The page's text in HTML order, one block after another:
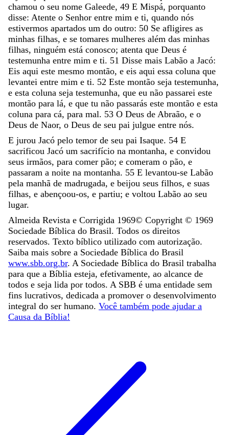
chamou o seu nome Galeede, 49 E Mispá, porquanto
disse: Atente o Senhor entre mim e ti, quando nós
estivermos apartados um do outro: 50 Se afligires as
minhas filhas, e se tomares mulheres além das minhas
filhas, ninguém está conosco; atenta que Deus é
testemunha entre mim e ti. 51 Disse mais Labão a Jacó:
Eis aqui este mesmo montão, e eis aqui essa coluna que
levantei entre mim e ti. 52 Este montão seja testemunha,
e esta coluna seja testemunha, que eu não passarei este
montão para lá, e que tu não passarás este montão e esta
coluna para cá, para mal. 53 O Deus de Abraão, e o
Deus de Naor, o Deus de seu pai julgue entre nós.
E jurou Jacó pelo temor de seu pai Isaque. 54 E
sacrificou Jacó um sacrifício na montanha, e convidou
seus irmãos, para comer pão; e comeram o pão, e
passaram a noite na montanha. 55 E levantou-se Labão
pela manhã de madrugada, e beijou seus filhos, e suas
filhas, e abençoou-os, e partiu; e voltou Labão ao seu
lugar.
Almeida Revista e Corrigida 1969© Copyright © 1969
Sociedade Bíblica do Brasil. Todos os direitos
reservados. Texto bíblico utilizado com autorização.
Saiba mais sobre a Sociedade Bíblica do Brasil
www.sbb.org.br. A Sociedade Bíblica do Brasil trabalha
para que a Bíblia esteja, efetivamente, ao alcance de
todos e seja lida por todos. A SBB é uma entidade sem
fins lucrativos, dedicada a promover o desenvolvimento
integral do ser humano. Você também pode ajudar a
Causa da Bíblia!